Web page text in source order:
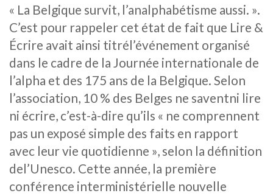
« La Belgique survit, l’analphabétisme aussi. ».
C’est pour rappeler cet état de fait que Lire &
Écrire avait ainsi titrél’événement organisé
dans le cadre de la Journée internationale de
l’alpha et des 175 ans de la Belgique. Selon
l’association, 10 % des Belges ne saventni lire
ni écrire, c’est-à-dire qu’ils « ne comprennent
pas un exposé simple des faits en rapport
avec leur vie quotidienne », selon la définition
del’Unesco. Cette année, la première
conférence interministérielle nouvelle